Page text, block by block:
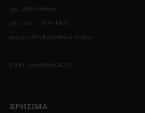
Τηλ.: 2104946166
Τηλ./Fax: 2104941483
Κρέμου 116, Καλλιθέα, Αθήνα
ΓΕΜΗ : 056925409000
ΧΡΗΣΙΜΑ